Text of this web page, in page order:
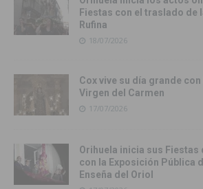
Fiestas con el traslado de
Rufina
18/07/2026
Cox vive su día grande
Virgen del Carmen
17/07/2026
Orihuela inicia sus Fiestas
con la Exposición Pública
Enseña del Oriol